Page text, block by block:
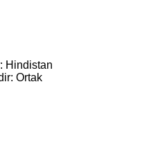
Hindistan
Ortak